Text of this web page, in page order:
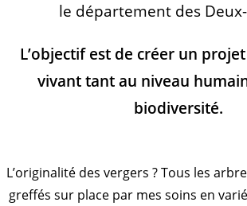
le département des
L’objectif est de créer un
vivant tant au niveau
biodiversité.
L’originalité des vergers ? Tous les
greffés sur place par mes soins en